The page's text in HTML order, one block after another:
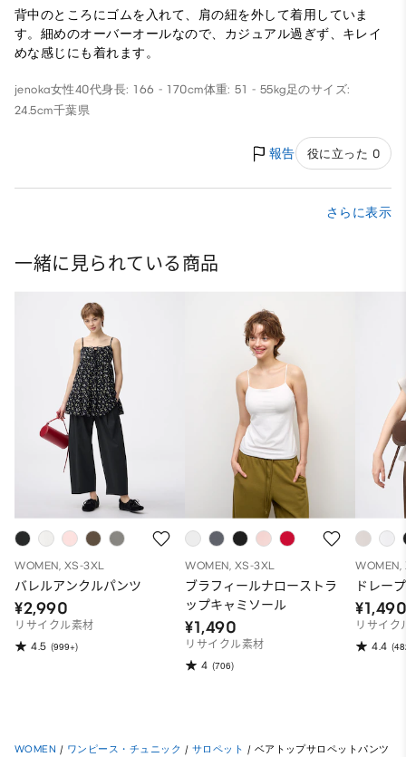
背中のところにゴムを入れて、肩の紐を外して着用していま
す。細めのオーバーオールなので、カジュアル過ぎず、キレイ
めな感じにも着れます。
jenoka女性40代身長: 166 - 170cm体重: 51 - 55kg足のサイズ:
24.5cm千葉県
報告 役に立った 0
さらに表示
一緒に見られている商品
WOMEN, XS-3XL
バレルアンクルパンツ
¥2,990
リサイクル素材
4.5 (999+)
WOMEN, XS-3XL
ブラフィールナローストラ
ップキャミソール
¥1,490
リサイクル素材
4 (706)
WOMEN,
ドレー
リサイク
4.4
WOMEN / ワンピース・チュニック / サロペット / ベアトップサロペットパンツ